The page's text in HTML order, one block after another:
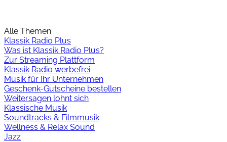
Alle Themen
Klassik Radio Plus
Was ist Klassik Radio Plus?
Zur Streaming Plattform
Klassik Radio werbefrei
Musik für Ihr Unternehmen
Geschenk-Gutscheine bestellen
Weitersagen lohnt sich
Klassische Musik
Soundtracks & Filmmusik
Wellness & Relax Sound
Jazz